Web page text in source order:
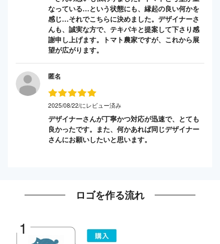
なっている…という状態にも、縁起の良い何かを
感じ…それでこちらに決めました。デザイナーさ
んも、誠実な方で、テキパキと提案して下さり感
謝申し上げます。トマト農家ですが、これから展
望が広がります。
匿名
2025/08/22/にレビュー済み
デザイナーさんが丁寧かつ対応が迅速で、とても
良かったです。また、何かあれば同じデザイナー
さんにお願いしたいと思います。
ロゴを作る流れ